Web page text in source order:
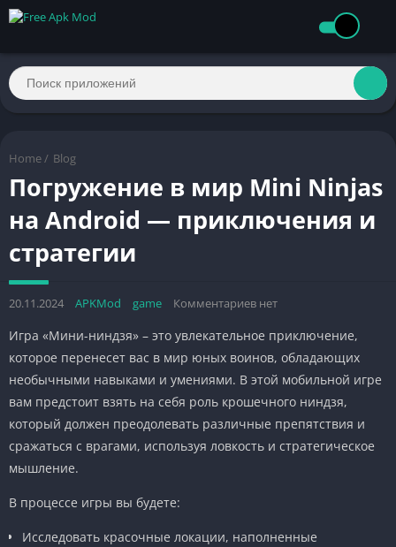
Home / Blog
Погружение в мир Mini Ninjas
на Android — приключения и
стратегии
20.11.2024 APKMod game Комментариев нет
Игра «Мини-ниндзя» – это увлекательное приключение,
которое перенесет вас в мир юных воинов, обладающих
необычными навыками и умениями. В этой мобильной игре
вам предстоит взять на себя роль крошечного ниндзя,
который должен преодолевать различные препятствия и
сражаться с врагами, используя ловкость и стратегическое
мышление.
В процессе игры вы будете:
Исследовать красочные локации, наполненные